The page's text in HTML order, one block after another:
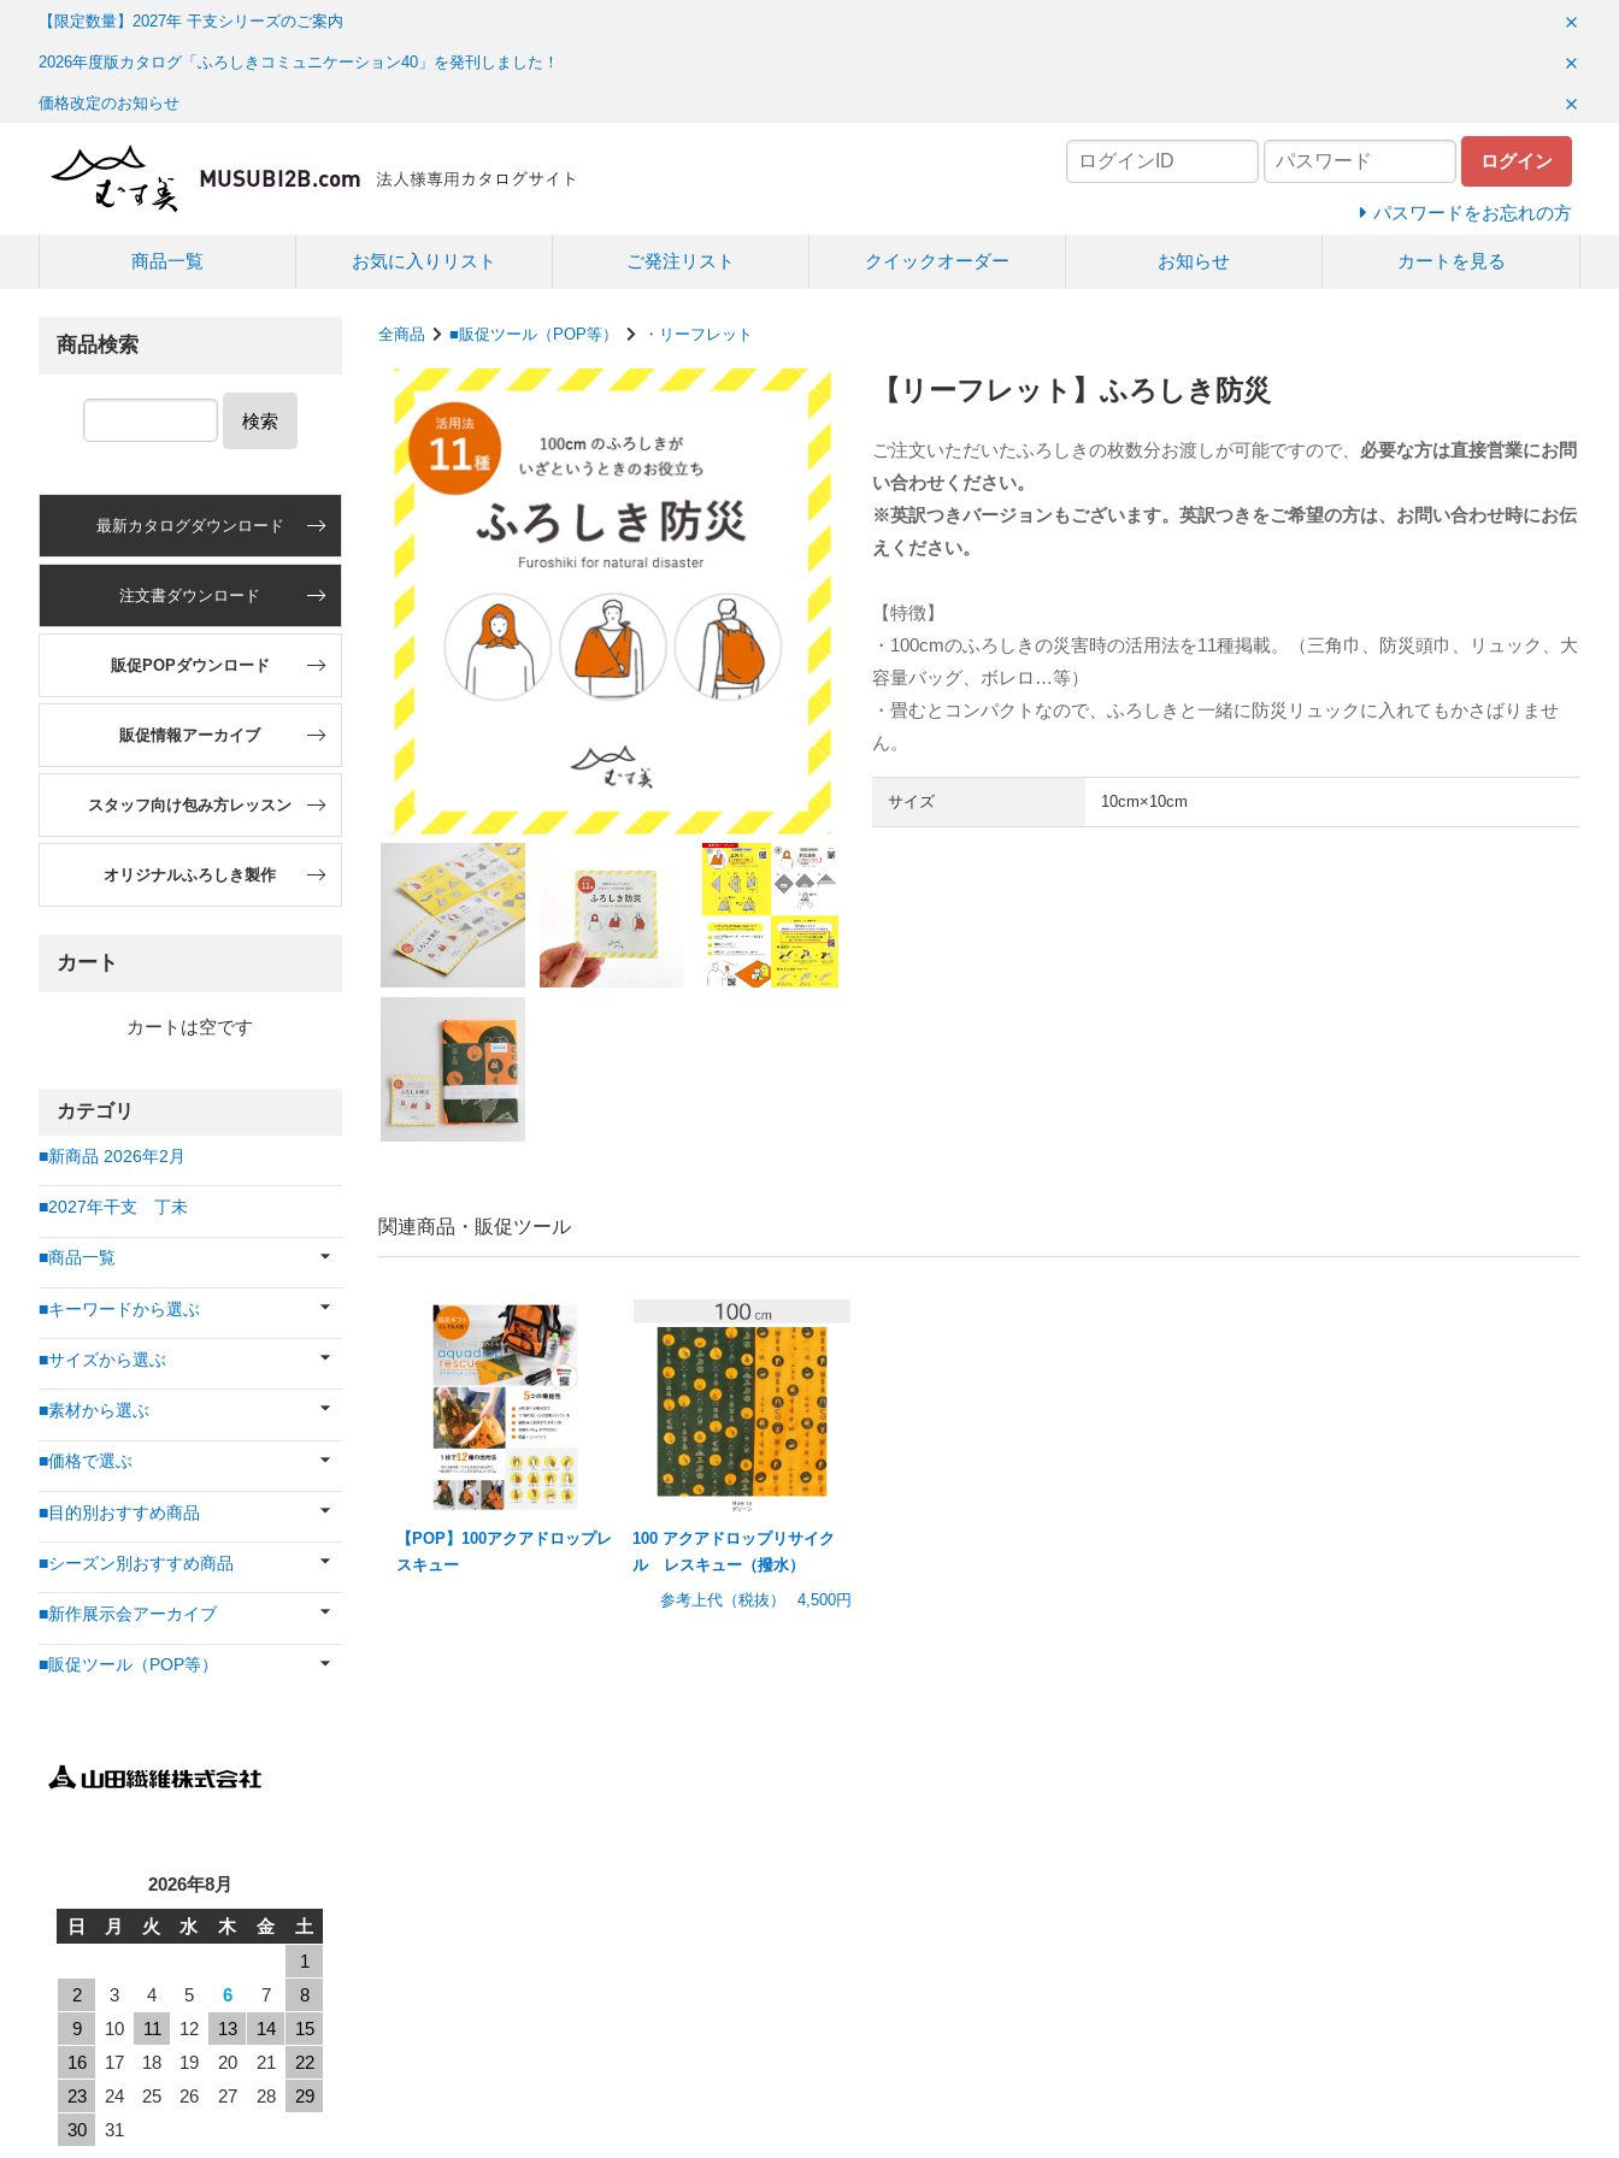
【限定数量】2027年 干支シリーズのご案内
2026年度版カタログ「ふろしきコミュニケーション40」を発刊しました！
価格改定のお知らせ
ログイン
パスワードをお忘れの方
商品一覧 お気に入りリスト ご発注リスト クイックオーダー お知らせ カートを見る
全商品 ■販促ツール（POP等） ・リーフレット
【リーフレット】ふろしき防災
ご注文いただいたふろしきの枚数分お渡しが可能ですので、 必要な方は直接営業にお問
い合わせください。
※英訳つきバージョンもございます。英訳つきをご希望の方は、お問い合わせ時にお伝
えください。
【特徴】
・100cmのふろしきの災害時の活用法を11種掲載。（三角巾、防災頭巾、リュック、大
容量バッグ、ボレロ…等）
・畳むとコンパクトなので、ふろしきと一緒に防災リュックに入れてもかさばりませ
ん。
サイズ 10cm×10cm
関連商品・販促ツール
【POP】100アクアドロップレ
スキュー
100 アクアドロップリサイク
ル レスキュー（撥水）
参考上代（税抜）
4,500円
商品検索
検索
最新カタログダウンロード
注文書ダウンロード
販促POPダウンロード
販促情報アーカイブ
スタッフ向け包み方レッスン
オリジナルふろしき製作
カート
カートは空です
カテゴリ
■新商品 2026年2月
■2027年干支 丁未
■商品一覧
■キーワードから選ぶ
■サイズから選ぶ
■素材から選ぶ
■価格で選ぶ
■目的別おすすめ商品
■シーズン別おすすめ商品
■新作展示会アーカイブ
■販促ツール（POP等）
2026年8月
日 月 火 水 木 金
土
1
2
3 4 5 6 7
8
9
10 11 12 13 14
15
16
17 18 19 20 21
22
23
24 25 26 27 28
29
30
31